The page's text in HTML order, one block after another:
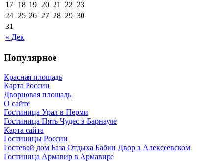
« Дек
17 18 19 20 21 22 23
24 25 26 27 28 29 30
31
Популярное
Красная площадь
Карта России
Дворцовая площадь
О сайте
Гостиница Урал в Перми
Гостиница Пять Чудес в Барнауле
Карта сайта
Гостиницы России
Гостевой дом База Отдыха Бабин Двор в Алексеевском
Гостиница Армавир в Армавире